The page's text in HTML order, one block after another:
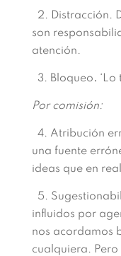
2. Distracción.
son
atención.
3. Bloqueo.
Por comisión:
4. Atribución
una fuente
ideas que en
5.
influidos por
nos acordamos
cualquiera.